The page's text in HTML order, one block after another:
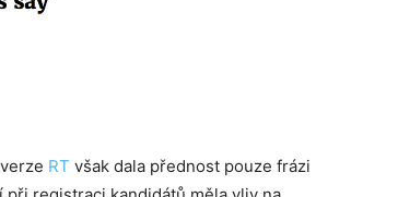
RT však dala přednost pouze frázi